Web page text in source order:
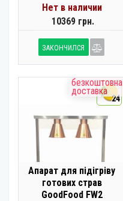
Нет в наличии
10369 грн.
ЗАКОНЧИЛСЯ
безкоштовна
доставка
24
Апарат для підігріву
готових страв
GoodFood FW2